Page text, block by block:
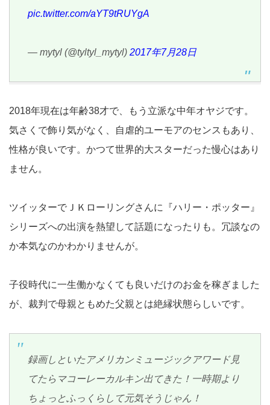
pic.twitter.com/aYT9tRUYgA
— mytyl (@tyltyl_mytyl) 2017年7月28日
2018年現在は年齢38才で、もう立派な中年オヤジです。
気さくで飾り気がなく、自虐的ユーモアのセンスもあり、
性格が良いです。かつて世界的大スターだった慢心はあり
ません。
ツイッターでＪＫローリングさんに『ハリー・ポッター』
シリーズへの出演を熱望して話題になったりも。冗談なの
か本気なのかわかりませんが。
子役時代に一生働かなくても良いだけのお金を稼ぎました
が、裁判で母親ともめた父親とは絶縁状態らしいです。
録画しといたアメリカンミュージックアワード見
てたらマコーレーカルキン出てきた！一時期より
ちょっとふっくらして元気そうじゃん！